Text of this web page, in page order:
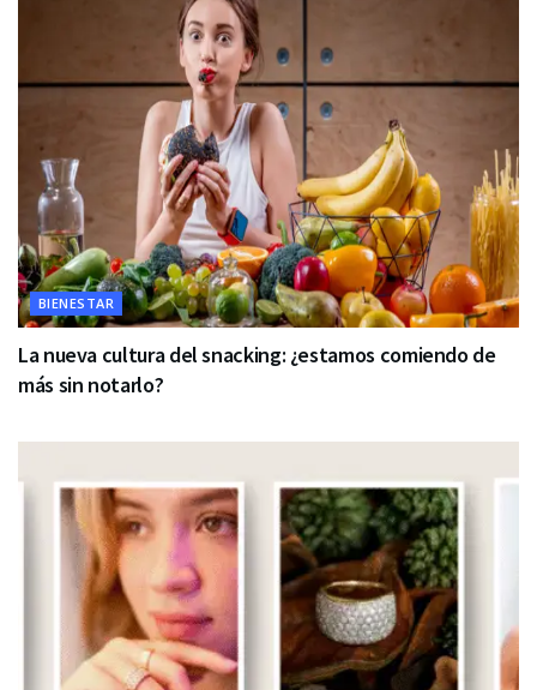
BIENESTAR
La nueva cultura del snacking: ¿estamos comiendo de
más sin notarlo?